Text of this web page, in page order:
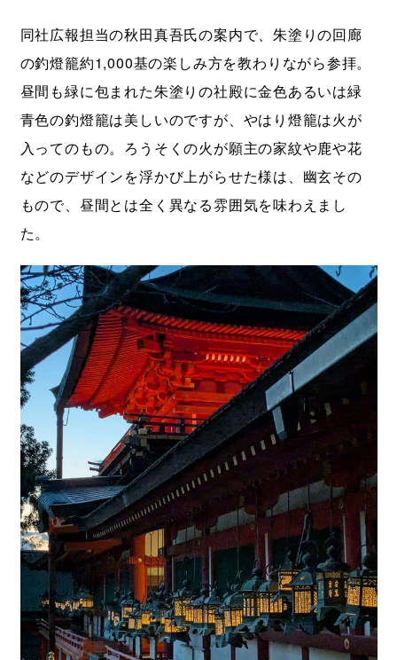
同社広報担当の秋田真吾氏の案内で、朱塗りの回廊
の釣燈籠約1,000基の楽しみ方を教わりながら参拝。
昼間も緑に包まれた朱塗りの社殿に金色あるいは緑
青色の釣燈籠は美しいのですが、やはり燈籠は火が
入ってのもの。ろうそくの火が願主の家紋や鹿や花
などのデザインを浮かび上がらせた様は、幽玄その
もので、昼間とは全く異なる雰囲気を味わえまし
た。